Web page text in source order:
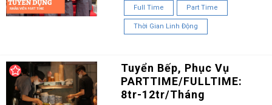
Full Time Part Time
Thời Gian Linh Động
Tuyển Bếp, Phục Vụ
PARTTIME/FULLTIME:
8tr-12tr/Tháng